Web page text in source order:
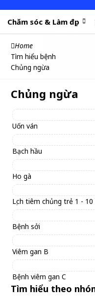
Chăm sóc & Làm đẹp
Home
Tìm hiểu bệnh
Chủng ngừa
Chủng ngừa
Uốn ván
Bạch hầu
Ho gà
Lịch tiêm chủng trẻ 1 - 10
Bệnh sởi
Viêm gan B
Bệnh viêm gan C
Tìm hiểu theo